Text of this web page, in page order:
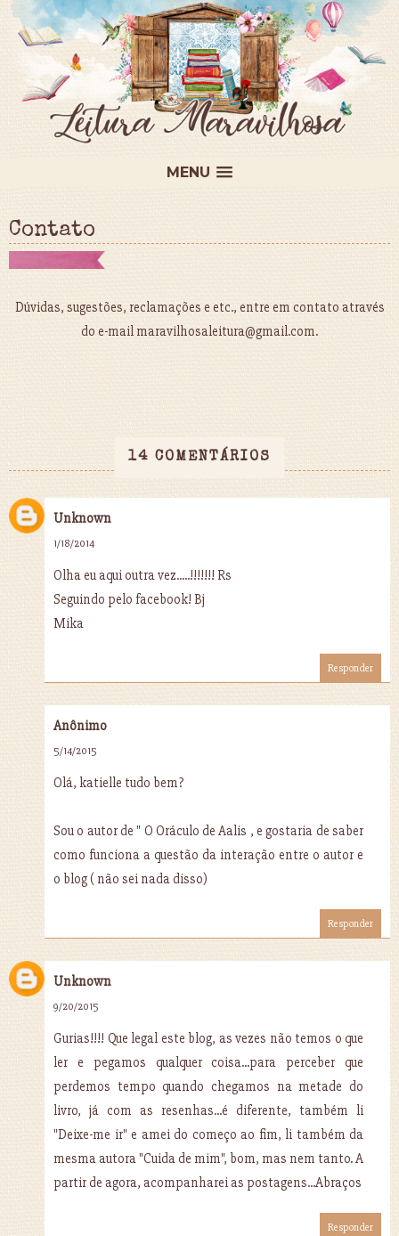
MENU
Contato
Dúvidas, sugestões, reclamações e etc., entre em contato através
do e-mail maravilhosaleitura@gmail.com.
14 COMENTÁRIOS
Unknown
1/18/2014
Olha eu aqui outra vez.....!!!!!!! Rs
Seguindo pelo facebook! Bj
Mika
Responder
Anônimo
5/14/2015
Olá, katielle tudo bem?
Sou o autor de " O Oráculo de Aalis , e gostaria de saber
como funciona a questão da interação entre o autor e
o blog ( não sei nada disso)
Responder
Unknown
9/20/2015
Gurias!!!! Que legal este blog, as vezes não temos o que
ler e pegamos qualquer coisa...para perceber que
perdemos tempo quando chegamos na metade do
livro, já com as resenhas...é diferente, também li
"Deixe-me ir" e amei do começo ao fim, li também da
mesma autora "Cuida de mim", bom, mas nem tanto. A
partir de agora, acompanharei as postagens...Abraços
Responder